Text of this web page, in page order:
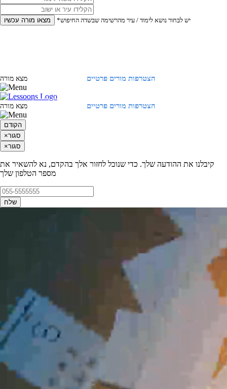
מצאו מורה עכשיו *יש לבחור נושא לימוד / עיר מהרשימה שבשדה החיפוש
הצטרפות מורים פרטיים מצא מורה
הצטרפות מורים פרטיים מצא מורה
הקודם
×סגור
×סגור
קיבלנו את ההודעה שלך. כדי שנוכל לחזור אלך בהקדם, נא להשאיר את
מספר הטלפון שלך
שלח